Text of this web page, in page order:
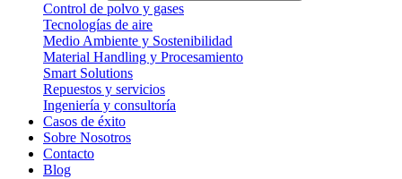
Control de polvo y gases
Tecnologías de aire
Medio Ambiente y Sostenibilidad
Material Handling y Procesamiento
Smart Solutions
Repuestos y servicios
Ingeniería y consultoría
Casos de éxito
Sobre Nosotros
Contacto
Blog